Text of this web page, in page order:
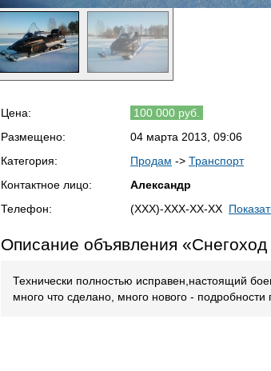
Цена:
100 000 руб.
Размещено:
04 марта 2013, 09:06
Категория:
Продам -> Транспорт
Контактное лицо:
Александр
Телефон:
(XXX)-XXX-XX-XX
Описание объявления «Снегоход
Технически полностью исправен,настоящий
много что сделано, много нового - подробности